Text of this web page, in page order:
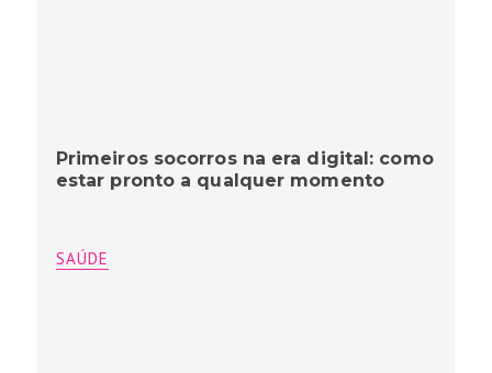
Primeiros socorros na era digital: como
estar pronto a qualquer momento
SAÚDE